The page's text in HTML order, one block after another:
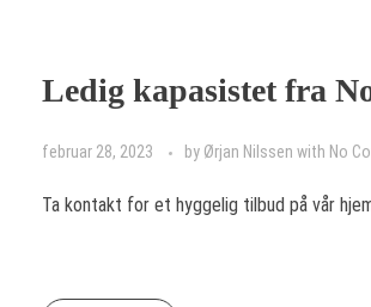
Ledig kapasistet fra
februar 28, 2023 by Ørjan Nilssen with No
Ta kontakt for et hyggelig tilbud på vår